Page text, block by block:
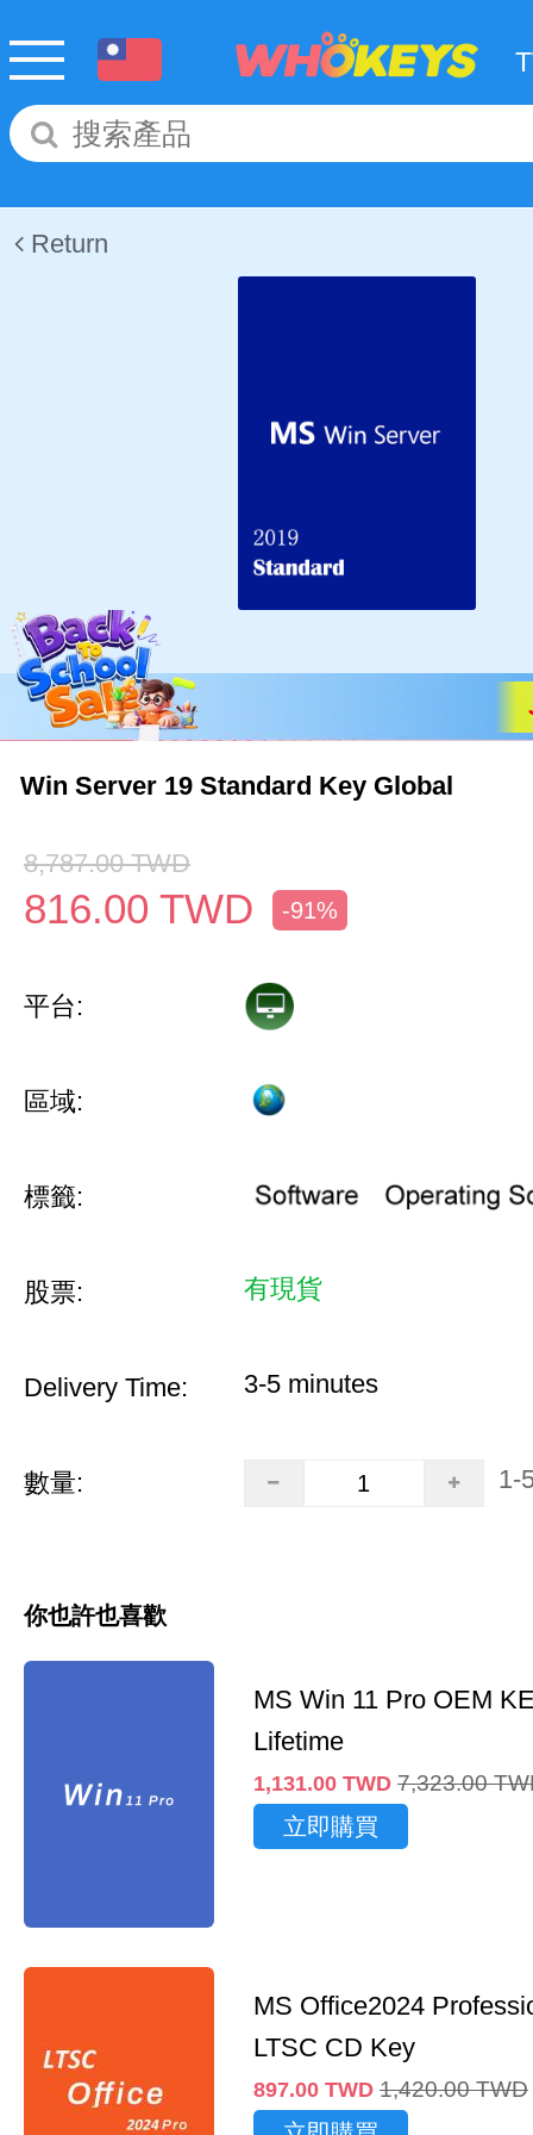
Return
Win Server 19 Standard Key Global
8,787.00 TWD
816.00 TWD -91%
平台:
區域:
標籤:
股票: 有現貨
Delivery Time: 3-5 minutes
數量: 1-
你也許也喜歡
MS Win 11 Pro OEM
Lifetime
1,131.00 TWD 7,323.00
立即購買
MS Office2024
LTSC CD Key
897.00 TWD 1,420.00 TWD